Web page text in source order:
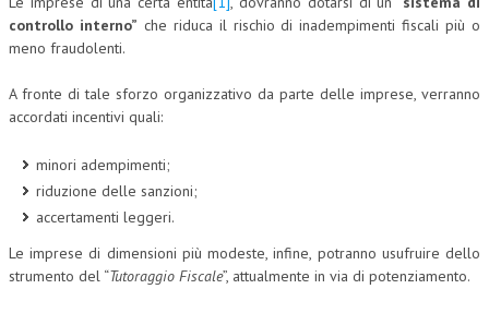
AUTORI
COLLABORA CON NOI
ECONOMIA
ECONOMIA DELL’ARTE
controllo interno” che riduca il rischio di inadempimenti fiscali più o
meno fraudolenti.
A fronte di tale sforzo organizzativo da parte delle imprese, verranno
accordati incentivi quali:
minori adempimenti;
riduzione delle sanzioni;
accertamenti leggeri.
Le imprese di dimensioni più modeste, infine, potranno usufruire dello
strumento del “Tutoraggio Fiscale”, attualmente in via di potenziamento.